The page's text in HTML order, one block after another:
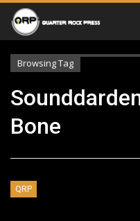
Browsing Tag
Bone
QRP